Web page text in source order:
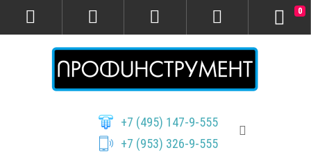
+7 (495) 147-9-555
+7 (953) 326-9-555
0